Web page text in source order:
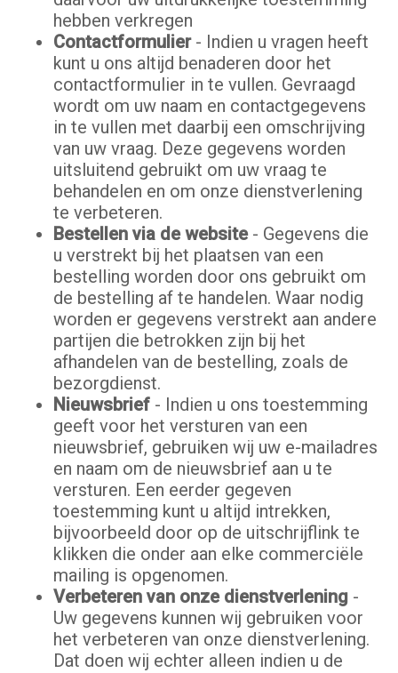
hebben verkregen
Contactformulier- Indien u vragen heeft
kunt u ons altijd benaderen door het
contactformulier in te vullen. Gevraagd
wordt om uw naam en contactgegevens
in te vullen met daarbij een omschrijving
van uw vraag. Deze gegevens worden
uitsluitend gebruikt om uw vraag te
behandelen en om onze dienstverlening
te verbeteren.
Bestellen via de website- Gegevens die
u verstrekt bij het plaatsen van een
bestelling worden door ons gebruikt om
de bestelling af te handelen. Waar nodig
worden er gegevens verstrekt aan andere
partijen die betrokken zijn bij het
afhandelen van de bestelling, zoals de
bezorgdienst.
Nieuwsbrief - Indien u ons toestemming
geeft voor het versturen van een
nieuwsbrief, gebruiken wij uw e-mailadres
en naam om de nieuwsbrief aan u te
versturen. Een eerder gegeven
toestemming kunt u altijd intrekken,
bijvoorbeeld door op de uitschrijflink te
klikken die onder aan elke commerciële
mailing is opgenomen.
Verbeteren van onze dienstverlening -
Uw gegevens kunnen wij gebruiken voor
het verbeteren van onze dienstverlening.
Dat doen wij echter alleen indien u de